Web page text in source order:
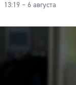
13:19 – 6 августа